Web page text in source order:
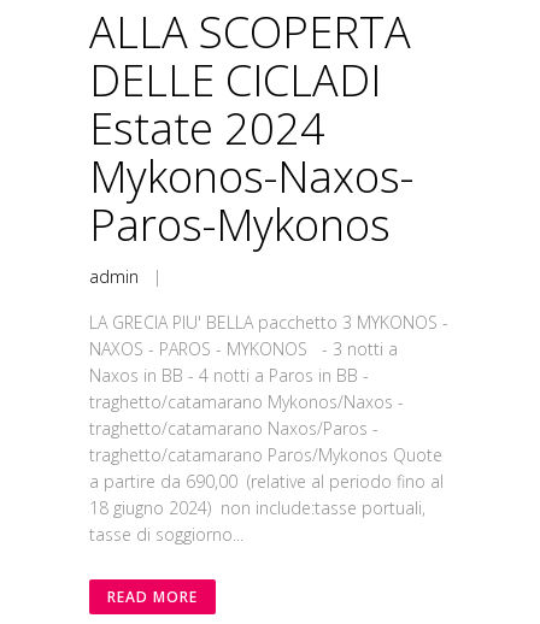
ALLA SCOPERTA
DELLE CICLADI
Estate 2024
Mykonos-Naxos-
Paros-Mykonos
admin |
LA GRECIA PIU' BELLA pacchetto 3 MYKONOS -
NAXOS - PAROS - MYKONOS - 3 notti a
Naxos in BB - 4 notti a Paros in BB -
traghetto/catamarano Mykonos/Naxos -
traghetto/catamarano Naxos/Paros -
traghetto/catamarano Paros/Mykonos Quote
a partire da 690,00 (relative al periodo fino al
18 giugno 2024) non include:tasse portuali,
tasse di soggiorno...
READ MORE